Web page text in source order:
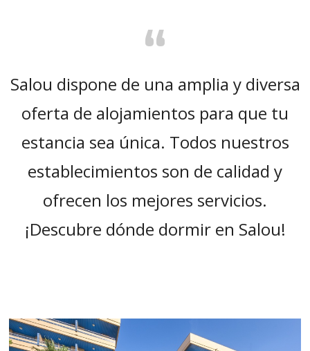
“
Salou dispone de una amplia y diversa
oferta de alojamientos para que tu
estancia sea única. Todos nuestros
establecimientos son de calidad y
ofrecen los mejores servicios.
¡Descubre dónde dormir en Salou!